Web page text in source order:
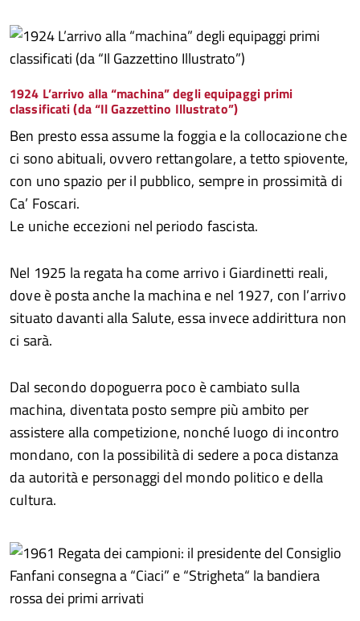
1924 L’arrivo alla “machina” degli equipaggi primi
classificati (da “Il Gazzettino Illustrato”)
Ben presto essa assume la foggia e la collocazione che
ci sono abituali, ovvero rettangolare, a tetto spiovente,
con uno spazio per il pubblico, sempre in prossimità di
Ca’ Foscari.
Le uniche eccezioni nel periodo fascista.
Nel 1925 la regata ha come arrivo i Giardinetti reali,
dove è posta anche la machina e nel 1927, con l’arrivo
situato davanti alla Salute, essa invece addirittura non
ci sarà.
Dal secondo dopoguerra poco è cambiato sulla
machina, diventata posto sempre più ambito per
assistere alla competizione, nonché luogo di incontro
mondano, con la possibilità di sedere a poca distanza
da autorità e personaggi del mondo politico e della
cultura.